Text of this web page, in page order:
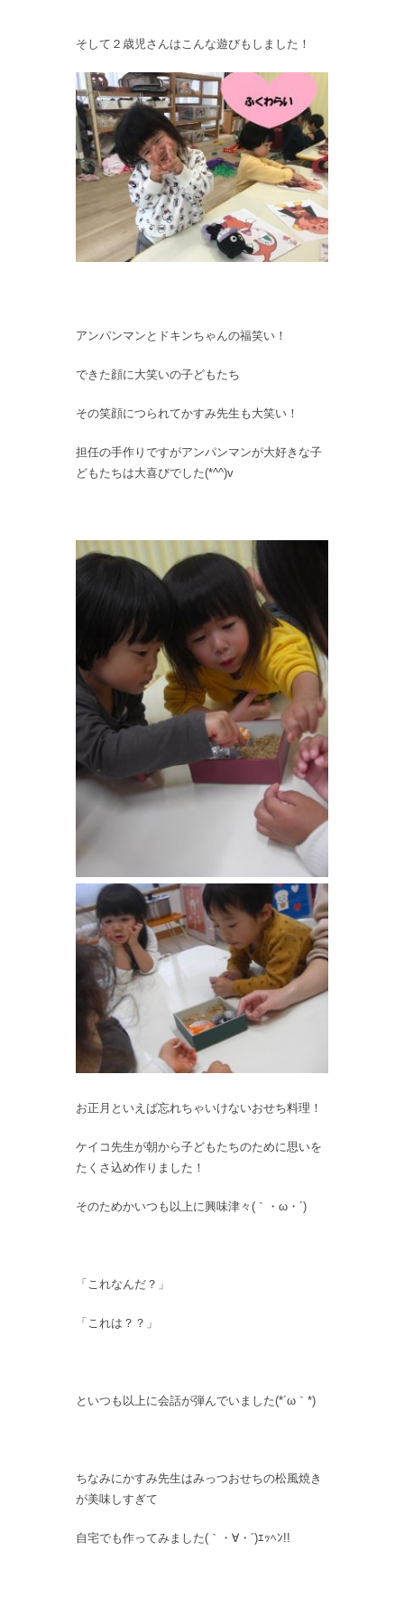
そして２歳児さんはこんな遊びもしました！
アンパンマンとドキンちゃんの福笑い！
できた顔に大笑いの子どもたち
その笑顔につられてかすみ先生も大笑い！
担任の手作りですがアンパンマンが大好きな子
どもたちは大喜びでした(*^^)v
お正月といえば忘れちゃいけないおせち料理！
ケイコ先生が朝から子どもたちのために思いを
たくさ込め作りました！
そのためかいつも以上に興味津々(｀・ω・´)
「これなんだ？」
「これは？？」
といつも以上に会話が弾んでいました(*´ω｀*)
ちなみにかすみ先生はみっつおせちの松風焼き
が美味しすぎて
自宅でも作ってみました(｀・∀・´)ｴｯﾍﾝ!!